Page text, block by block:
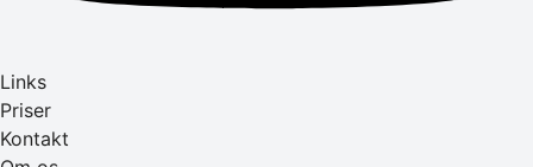
Links
Priser
Kontakt